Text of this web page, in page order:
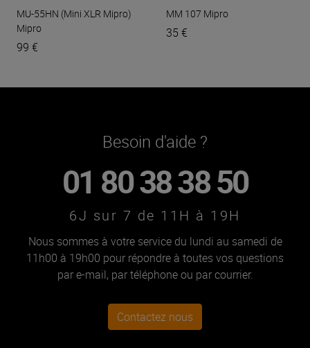
MU-55HN (Mini XLR Mipro)
Mipro
99 €
MM 107 Mipro
35 €
Besoin d'aide ?
01 80 38 38 50
6J sur 7 de 11H à 19H
Nous sommes à votre service du lundi au samedi de
11h00 à 19h00 pour répondre à toutes vos questions
par e-mail, par téléphone ou par courrier.
Contactez nous